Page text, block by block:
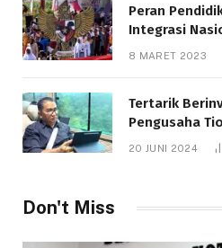
Peran
Integrasi
8 MARET 2023
Tertarik
Pengusaha
1.000 Hektare
20 JUNI 2024
Don't Miss